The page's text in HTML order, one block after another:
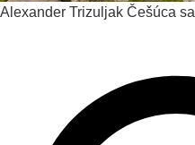
Alexander Trizuljak Češúca sa